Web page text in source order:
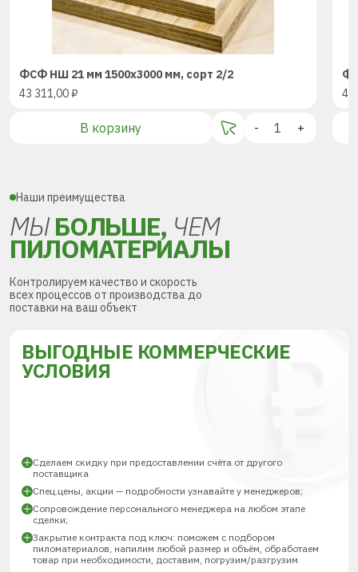
ФСФ НШ 21 мм 1500х3000 мм, сорт 2/2
43 311,00₽
В корзину - +
43
Наши преимущества
МЫБОЛЬШЕ, ЧЕМ
ПИЛОМАТЕРИАЛЫ
Контролируем качество и скорость
всех процессов от производства до
поставки на ваш объект
ВЫГОДНЫЕ КОММЕРЧЕСКИЕ
УСЛОВИЯ
Сделаем скидку при предоставлении счёта от другого
поставщика
Спец.цены, акции — подробности узнавайте у менеджеров;
Сопровождение персонального менеджера на любом этапе
сделки;
Закрытие контракта под ключ: поможем с подбором
пиломатериалов, напилим любой размер и объём, обработаем
товар при необходимости, доставим, погрузим/разгрузим